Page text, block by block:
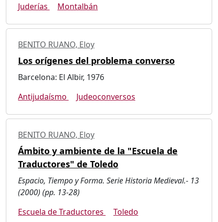
Juderías
Montalbán
BENITO RUANO, Eloy
Los orígenes del problema converso
Barcelona: El Albir, 1976
Antijudaísmo
Judeoconversos
BENITO RUANO, Eloy
Ámbito y ambiente de la "Escuela de
Traductores" de Toledo
Espacio, Tiempo y Forma. Serie Historia Medieval.- 13
(2000) (pp. 13-28)
Escuela de Traductores
Toledo